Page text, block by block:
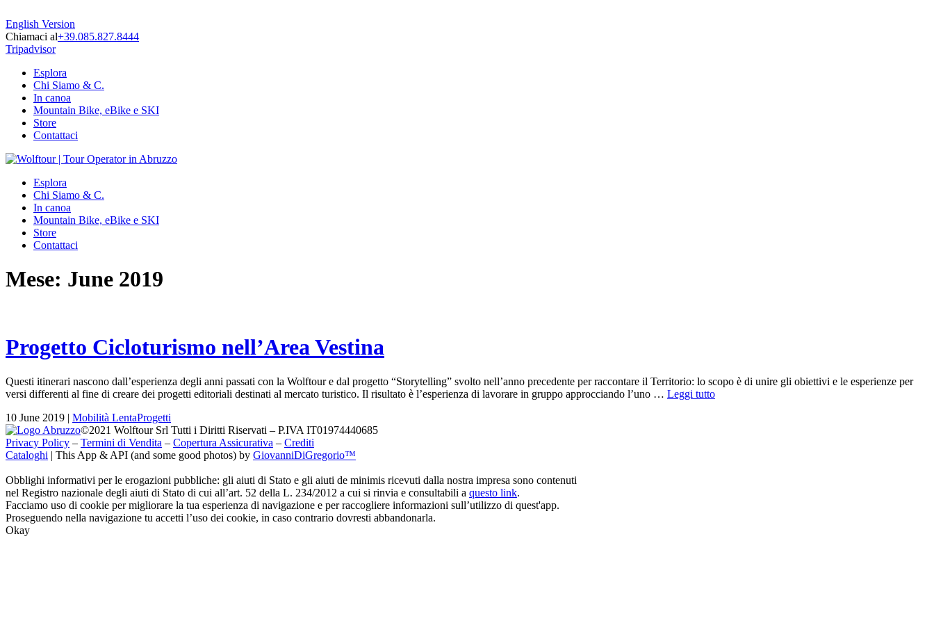
English Version
Chiamaci al+39.085.827.8444
Tripadvisor
Esplora
Chi Siamo & C.
In canoa
Mountain Bike, eBike e SKI
Store
Contattaci
Esplora
Chi Siamo & C.
In canoa
Mountain Bike, eBike e SKI
Store
Contattaci
Mese: June 2019
Progetto Cicloturismo nell’Area Vestina
Questi itinerari nascono dall’esperienza degli anni passati con la Wolftour e dal progetto “Storytelling” svolto nell’anno precedente per raccontare il Territorio: lo scopo è di unire gli obiettivi e le esperienze per
versi differenti al fine di creare dei progetti editoriali destinati al mercato turistico. Il risultato è l’esperienza di lavorare in gruppo approcciando l’uno … Leggi tutto“Progetto
10 June 2019 | Mobilità LentaProgetti
©2021 Wolftour Srl Tutti i Diritti Riservati – P.IVA IT01974440685
Privacy Policy – Termini di Vendita – Copertura Assicurativa – Crediti
Cataloghi | This App & API (and some good photos) by GiovanniDiGregorio™
Obblighi informativi per le erogazioni pubbliche: gli aiuti di Stato e gli aiuti de minimis ricevuti dalla nostra impresa sono contenuti
nel Registro nazionale degli aiuti di Stato di cui all’art. 52 della L. 234/2012 a cui si rinvia e consultabili a questo link.
Facciamo uso di cookie per migliorare la tua esperienza di navigazione e per raccogliere informazioni sull’utilizzo di quest'app.
Proseguendo nella navigazione tu accetti l’uso dei cookie, in caso contrario dovresti abbandonarla.
Okay